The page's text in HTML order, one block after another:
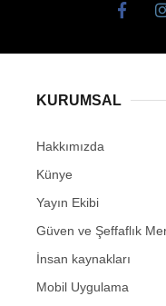
KURUMSAL
Hakkımızda
Künye
Yayın Ekibi
Güven ve Şeffaflık
İnsan kaynakları
Mobil Uygulama